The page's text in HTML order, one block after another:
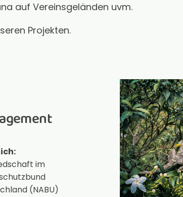
auf Vereinsgeländen uvm.
Projekten.
im
(NABU)